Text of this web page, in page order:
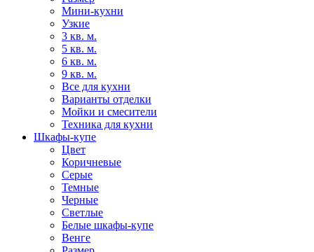
Мини-кухни
Узкие
3 кв. м.
5 кв. м.
6 кв. м.
9 кв. м.
Все для кухни
Варианты отделки
Мойки и смесители
Техника для кухни
Шкафы-купе
Цвет
Коричневые
Серые
Темные
Черные
Светлые
Белые шкафы-купе
Венге